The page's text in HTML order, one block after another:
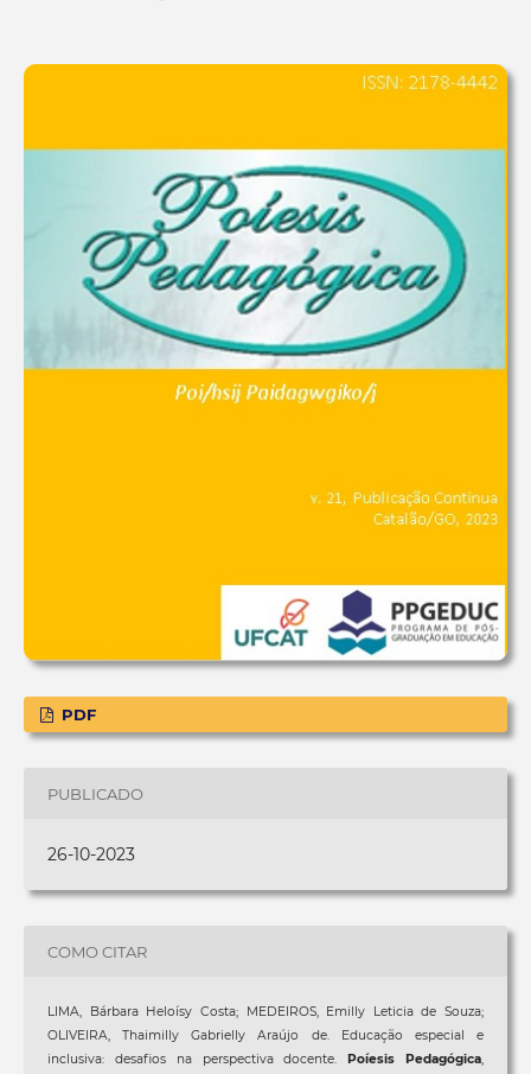
PDF
PUBLICADO
26-10-2023
COMO CITAR
LIMA, Bárbara Heloísy Costa; MEDEIROS, Emilly Leticia de Souza;
OLIVEIRA, Thaimilly Gabrielly Araújo de. Educação especial e
inclusiva: desafios na perspectiva docente.
Poíesis Pedagógica,